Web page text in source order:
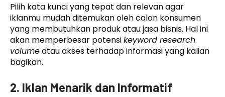
Pilih kata kunci yang tepat dan relevan agar
iklanmu mudah ditemukan oleh calon konsumen
yang membutuhkan produk atau jasa bisnis. Hal ini
akan memperbesar potensikeyword research
volumeatau akses terhadap informasi yang kalian
bagikan.
2. Iklan Menarik dan Informatif